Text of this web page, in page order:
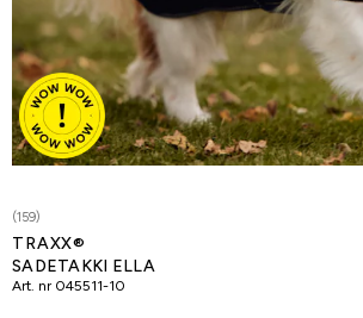
(159)
TRAXX®
SADETAKKI ELLA
Art. nr 045511-10